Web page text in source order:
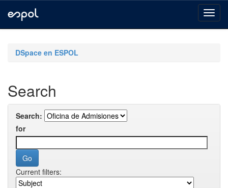
navigationDSpace en ESPOL
Search
Search:
for
Current filters: